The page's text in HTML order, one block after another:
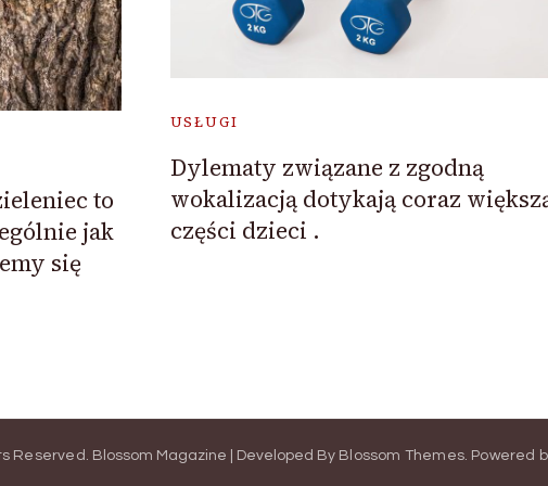
to
jak
się
USŁUGI
Dylematy związane z zgodną
wokalizacją dotykają coraz
części dzieci .
Reserved. Blossom Magazine | Developed By Blossom Themes. Powered